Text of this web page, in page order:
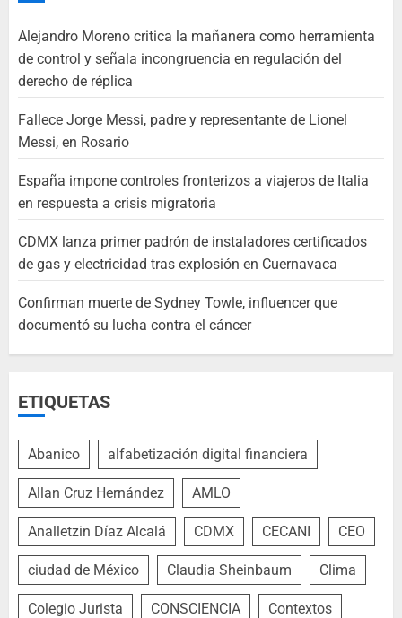
Alejandro Moreno critica la mañanera como herramienta
de control y señala incongruencia en regulación del
derecho de réplica
Fallece Jorge Messi, padre y representante de Lionel
Messi, en Rosario
España impone controles fronterizos a viajeros de Italia
en respuesta a crisis migratoria
CDMX lanza primer padrón de instaladores certificados
de gas y electricidad tras explosión en Cuernavaca
Confirman muerte de Sydney Towle, influencer que
documentó su lucha contra el cáncer
ETIQUETAS
Abanico alfabetización digital financiera
Allan Cruz Hernández AMLO
Analletzin Díaz Alcalá CDMX CECANI CEO
ciudad de México Claudia Sheinbaum Clima
Colegio Jurista CONSCIENCIA Contextos